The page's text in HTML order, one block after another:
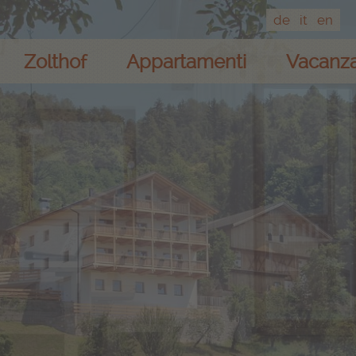
de it en
Zolthof Appartamenti